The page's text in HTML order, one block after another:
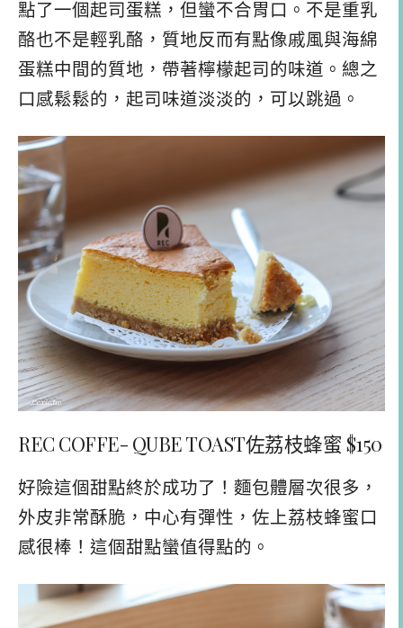
點了一個起司蛋糕，但蠻不合胃口。不是重乳
酪也不是輕乳酪，質地反而有點像戚風與海綿
蛋糕中間的質地，帶著檸檬起司的味道。總之
口感鬆鬆的，起司味道淡淡的，可以跳過。
REC COFFE- QUBE TOAST佐荔枝蜂蜜 $150
好險這個甜點終於成功了！麵包體層次很多，
外皮非常酥脆，中心有彈性，佐上荔枝蜂蜜口
感很棒！這個甜點蠻值得點的。